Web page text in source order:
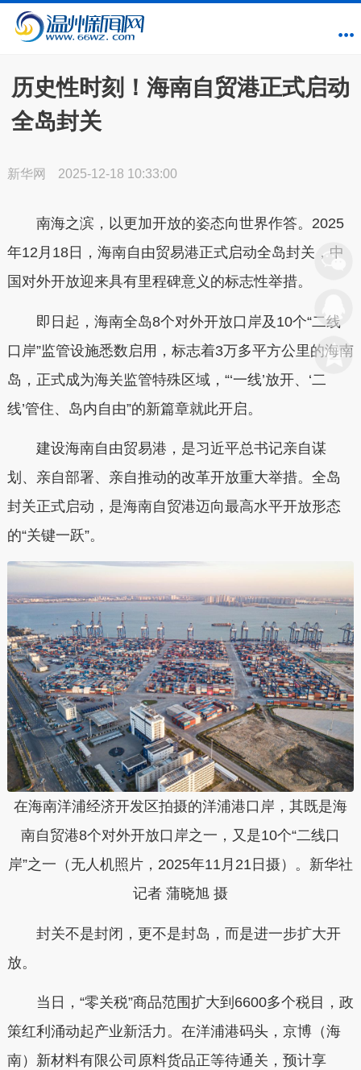
历史性时刻！海南自贸港正式启动
全岛封关
新华网 2025-12-18 10:33:00
南海之滨，以更加开放的姿态向世界作答。2025
年12月18日，海南自由贸易港正式启动全岛封关，中
国对外开放迎来具有里程碑意义的标志性举措。
即日起，海南全岛8个对外开放口岸及10个“二线
口岸”监管设施悉数启用，标志着3万多平方公里的海南
岛，正式成为海关监管特殊区域，“‘一线’放开、‘二
线’管住、岛内自由”的新篇章就此开启。
建设海南自由贸易港，是习近平总书记亲自谋
划、亲自部署、亲自推动的改革开放重大举措。全岛
封关正式启动，是海南自贸港迈向最高水平开放形态
的“关键一跃”。
在海南洋浦经济开发区拍摄的洋浦港口岸，其既是海
南自贸港8个对外开放口岸之一，又是10个“二线口
岸”之一（无人机照片，2025年11月21日摄）。新华社
记者 蒲晓旭 摄
封关不是封闭，更不是封岛，而是进一步扩大开
放。
当日，“零关税”商品范围扩大到6600多个税目，政
策红利涌动起产业新活力。在洋浦港码头，京博（海
南）新材料有限公司原料货品正等待通关，预计享